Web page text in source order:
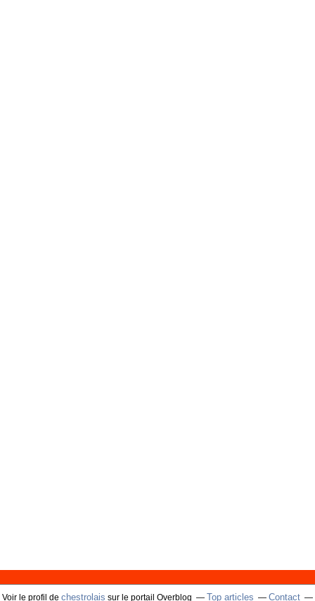
Voir le profil de chestrolais sur le portail Overblog Top articles Contact